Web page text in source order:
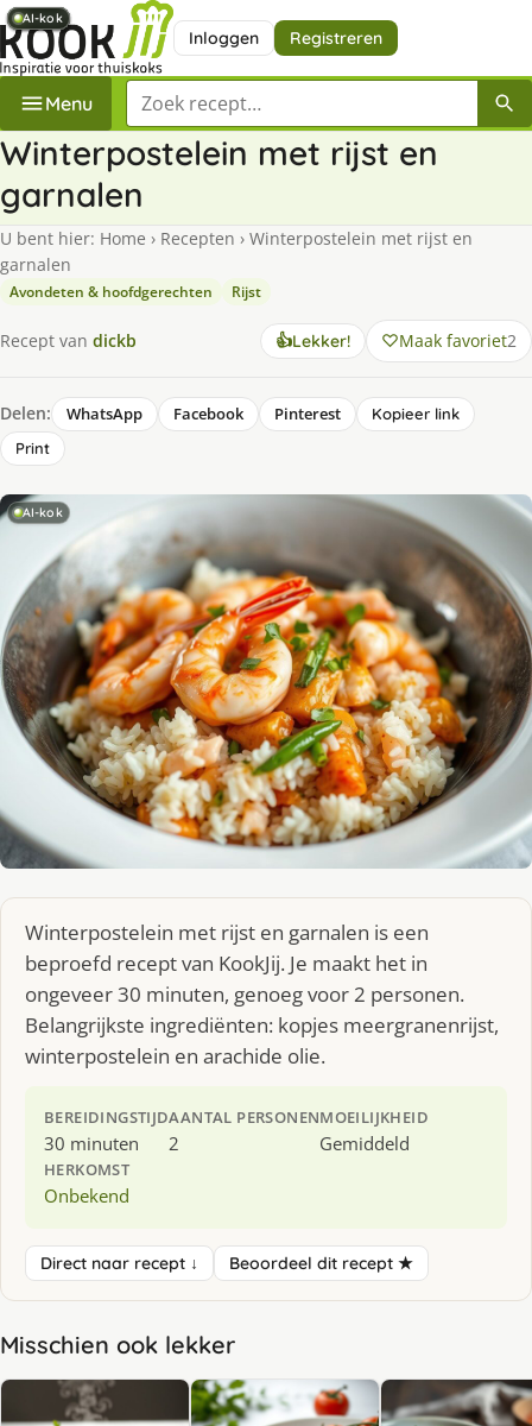
Inloggen Registreren
Menu Zoek een recept
Winterpostelein met rijst en
garnalen
U bent hier: Home › Recepten › Winterpostelein met rijst en
garnalen
Avondeten & hoofdgerechten Rijst
Recept van dickb 👍Lekker! Maak favoriet2
Delen: WhatsApp Facebook Pinterest
Kopieer link
Print
AI-kok
Winterpostelein met rijst en garnalen is een
beproefd recept van KookJij. Je maakt het in
ongeveer 30 minuten, genoeg voor 2 personen.
Belangrijkste ingrediënten: kopjes meergranenrijst,
winterpostelein en arachide olie.
BEREIDINGSTIJD
30 minuten
AANTAL PERSONEN
2
MOEILIJKHEID
Gemiddeld
HERKOMST
Onbekend
Direct naar recept ↓ Beoordeel dit recept ★
Misschien ook lekker
AI-kok
AI-kok
AI-kok
AI-kok
AI-kok
AI-kok
AI-kok
AI-kok